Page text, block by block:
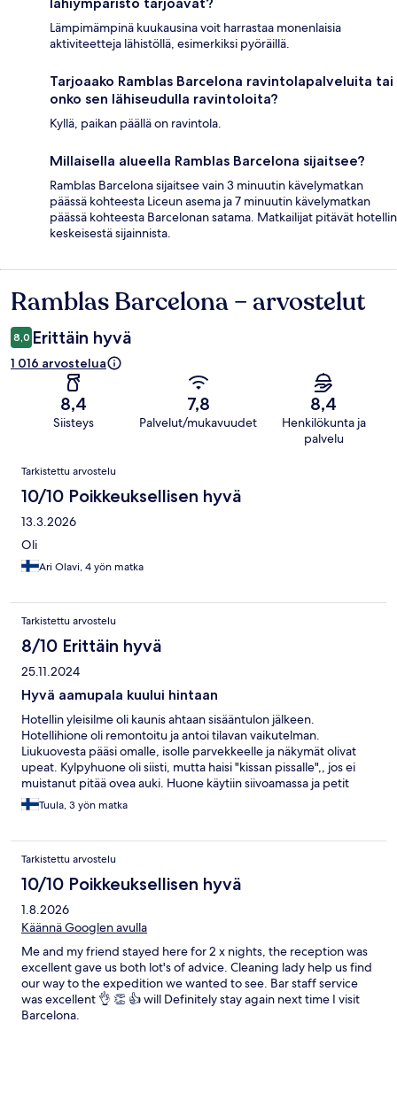
Lämpimämpinä kuukausina voit harrastaa monenlaisia
aktiviteetteja lähistöllä, esimerkiksi pyöräillä.
Tarjoaako Ramblas Barcelona ravintolapalveluita tai
onko sen lähiseudulla ravintoloita?
Kyllä, paikan päällä on ravintola.
Millaisella alueella Ramblas Barcelona sijaitsee?
Ramblas Barcelona sijaitsee vain 3 minuutin kävelymatkan
päässä kohteesta Liceun asema ja 7 minuutin kävelymatkan
päässä kohteesta Barcelonan satama. Matkailijat pitävät hotellin
keskeisestä sijainnista.
Arvostelut
Ramblas Barcelona – arvostelut
8,0 Erittäin hyvä
1 016 arvostelua
8,4
Siisteys
7,8
Palvelut/mukavuudet
8,4
Henkilökunta ja
palvelu
Arvostelut
Tarkistettu arvostelu
10/10 Poikkeuksellisen hyvä
13.3.2026
Oli
Ari Olavi, 4 yön matka
Tarkistettu arvostelu
8/10 Erittäin hyvä
25.11.2024
Hyvä aamupala kuului hintaan
Hotellin yleisilme oli kaunis ahtaan sisääntulon jälkeen.
Hotellihione oli remontoitu ja antoi tilavan vaikutelman.
Liukuovesta pääsi omalle, isolle parvekkeelle ja näkymät olivat
upeat. Kylpyhuone oli siisti, mutta haisi "kissan pissalle",, jos ei
muistanut pitää ovea auki. Huone käytiin siivoamassa ja petit
petaamassa päivittäin. Sänky oli hyvä. Hotellin aamupala oli
erittäin hyvä ja hotellin sijainti erinomainen. El Pratin
Tuula, 3 yön matka
Tarkistettu arvostelu
10/10 Poikkeuksellisen hyvä
1.8.2026
Käännä Googlen avulla
Me and my friend stayed here for 2 x nights, the reception was
excellent gave us both lot's of advice. Cleaning lady help us find
our way to the expedition we wanted to see. Bar staff service
was excellent 👌 👏 👍 will Definitely stay again next time I visit
Barcelona.